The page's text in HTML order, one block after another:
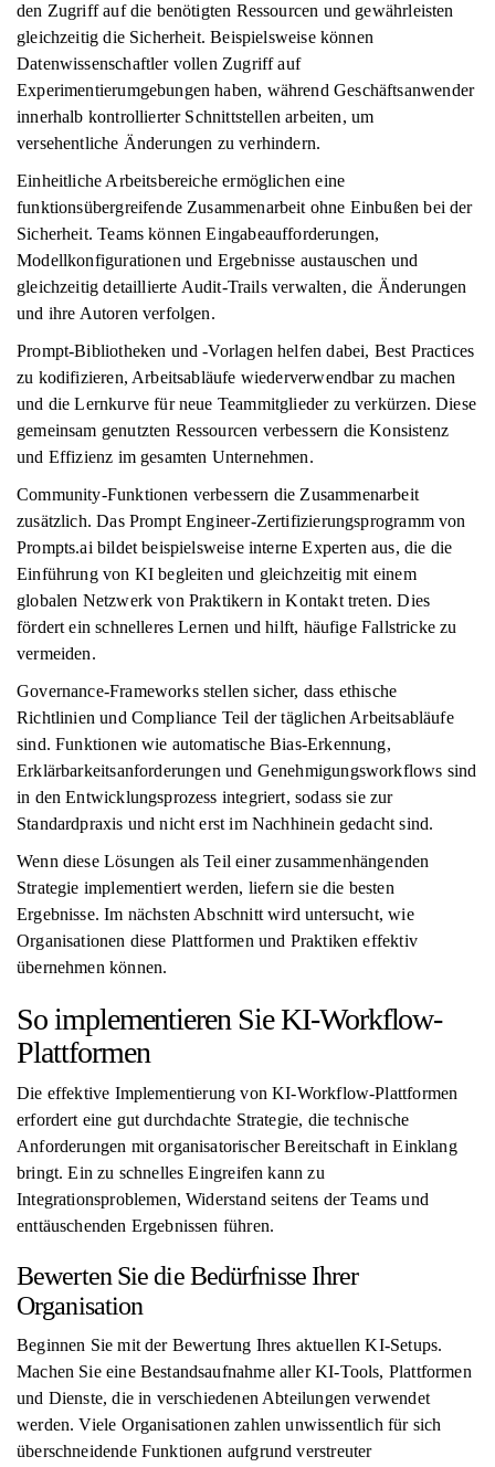
den Zugriff auf die benötigten Ressourcen und gewährleisten
gleichzeitig die Sicherheit. Beispielsweise können
Datenwissenschaftler vollen Zugriff auf
Experimentierumgebungen haben, während Geschäftsanwender
innerhalb kontrollierter Schnittstellen arbeiten, um
versehentliche Änderungen zu verhindern.
Einheitliche Arbeitsbereiche ermöglichen eine
funktionsübergreifende Zusammenarbeit ohne Einbußen bei der
Sicherheit. Teams können Eingabeaufforderungen,
Modellkonfigurationen und Ergebnisse austauschen und
gleichzeitig detaillierte Audit-Trails verwalten, die Änderungen
und ihre Autoren verfolgen.
Prompt-Bibliotheken und -Vorlagen helfen dabei, Best Practices
zu kodifizieren, Arbeitsabläufe wiederverwendbar zu machen
und die Lernkurve für neue Teammitglieder zu verkürzen. Diese
gemeinsam genutzten Ressourcen verbessern die Konsistenz
und Effizienz im gesamten Unternehmen.
Community-Funktionen verbessern die Zusammenarbeit
zusätzlich. Das Prompt Engineer-Zertifizierungsprogramm von
Prompts.ai bildet beispielsweise interne Experten aus, die die
Einführung von KI begleiten und gleichzeitig mit einem
globalen Netzwerk von Praktikern in Kontakt treten. Dies
fördert ein schnelleres Lernen und hilft, häufige Fallstricke zu
vermeiden.
Governance-Frameworks stellen sicher, dass ethische
Richtlinien und Compliance Teil der täglichen Arbeitsabläufe
sind. Funktionen wie automatische Bias-Erkennung,
Erklärbarkeitsanforderungen und Genehmigungsworkflows sind
in den Entwicklungsprozess integriert, sodass sie zur
Standardpraxis und nicht erst im Nachhinein gedacht sind.
Wenn diese Lösungen als Teil einer zusammenhängenden
Strategie implementiert werden, liefern sie die besten
Ergebnisse. Im nächsten Abschnitt wird untersucht, wie
Organisationen diese Plattformen und Praktiken effektiv
übernehmen können.
So implementieren Sie KI-Workflow-
Plattformen
Die effektive Implementierung von KI-Workflow-Plattformen
erfordert eine gut durchdachte Strategie, die technische
Anforderungen mit organisatorischer Bereitschaft in Einklang
bringt. Ein zu schnelles Eingreifen kann zu
Integrationsproblemen, Widerstand seitens der Teams und
enttäuschenden Ergebnissen führen.
Bewerten Sie die Bedürfnisse Ihrer
Organisation
Beginnen Sie mit der Bewertung Ihres aktuellen KI-Setups.
Machen Sie eine Bestandsaufnahme aller KI-Tools, Plattformen
und Dienste, die in verschiedenen Abteilungen verwendet
werden. Viele Organisationen zahlen unwissentlich für sich
überschneidende Funktionen aufgrund verstreuter